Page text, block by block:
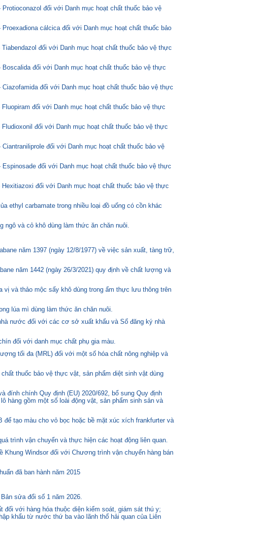
đối với Danh mục hoạt chất thuốc bảo vệ
cálcica đối với Danh mục hoạt chất thuốc bảo
đối với Danh mục hoạt chất thuốc bảo vệ thực
đối với Danh mục hoạt chất thuốc bảo vệ thực
đối với Danh mục hoạt chất thuốc bảo vệ thực
đối với Danh mục hoạt chất thuốc bảo vệ thực
đối với Danh mục hoạt chất thuốc bảo vệ thực
đối với Danh mục hoạt chất thuốc bảo vệ
đối với Danh mục hoạt chất thuốc bảo vệ thực
đối với Danh mục hoạt chất thuốc bảo vệ thực
ethyl carbamate trong nhiều loại đồ uống có cồn khác
ngô và cỏ khô dùng làm thức ăn chăn nuôi.
năm 1397 (ngày 12/8/1977) về việc sản xuất, tàng trữ,
năm 1442 (ngày 26/3/2021) quy định về chất lượng và
và thảo mộc sấy khô dùng trong ẩm thực lưu thông trên
lúa mì dùng làm thức ăn chăn nuôi.
nước đối với các cơ sở xuất khẩu và Sổ đăng ký nhà
đối với danh mục chất phụ gia màu.
tối đa (MRL) đối với một số hóa chất nông nghiệp và
thuốc bảo vệ thực vật, sản phẩm diệt sinh vật dùng
đính chính Quy định (EU) 2020/692, bổ sung Quy định
hàng gồm một số loài động vật, sản phẩm sinh sản và
để tạo màu cho vỏ bọc hoặc bề mặt xúc xích frankfurter và
trình vận chuyển và thực hiện các hoạt động liên quan.
Khung Windsor đối với Chương trình vận chuyển hàng bán
đã ban hành năm 2015
sửa đổi số 1 năm 2026.
đối với hàng hóa thuộc diện kiểm soát, giám sát thú y;
khẩu từ nước thứ ba vào lãnh thổ hải quan của Liên